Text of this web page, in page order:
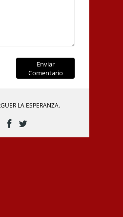
Enviar
Comentario
LA ESPERANZA.